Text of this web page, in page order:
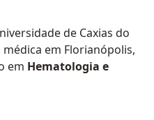
de Caxias do
médica em Florianópolis,
em Hematologia e